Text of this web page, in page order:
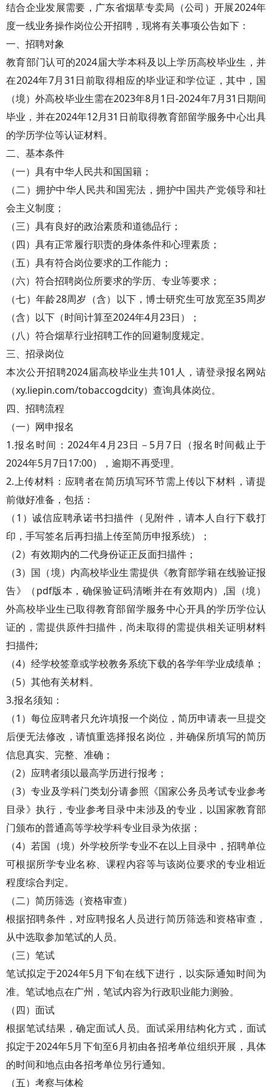
结合企业发展需要，广东省烟草专卖局（公司）开展2024年
度一线业务操作岗位公开招聘，现将有关事项公告如下：
一、招聘对象
教育部门认可的2024届大学本科及以上学历高校毕业生，并
在2024年7月31日前取得相应的毕业证和学位证，其中，国
（境）外高校毕业生需在2023年8月1日-2024年7月31日期间
毕业，并在2024年12月31日前取得教育部留学服务中心出具
的学历学位等认证材料。
二、基本条件
（一）具有中华人民共和国国籍；
（二）拥护中华人民共和国宪法，拥护中国共产党领导和社
会主义制度；
（三）具有良好的政治素质和道德品行；
（四）具有正常履行职责的身体条件和心理素质；
（五）具有符合岗位要求的工作能力；
（六）符合招聘岗位所要求的学历、专业等要求；
（七）年龄28周岁（含）以下，博士研究生可放宽至35周岁
（含）以下（时间计算至2024年4月23日）；
（八）符合烟草行业招聘工作的回避制度规定。
三、招录岗位
本次公开招聘2024届高校毕业生共101人，请登录报名网站
（xy.liepin.com/tobaccogdcity）查询具体岗位。
四、招聘流程
（一）网申报名
1.报名时间：2024年4月23日－5月7日（报名时间截止于
2024年5月7日17:00），逾期不再受理。
2.上传材料：应聘者在简历填写环节需上传以下材料，请提
前做好准备，包括：
（1）诚信应聘承诺书扫描件（见附件，请本人自行下载打
印，手写签名后再扫描上传至简历申报系统）；
（2）有效期内的二代身份证正反面扫描件；
（3）国（境）内高校毕业生需提供《教育部学籍在线验证报
告》（pdf版本，确保验证码清晰并在有效期内）,国（境）
外高校毕业生已取得教育部留学服务中心开具的学历学位认
证的，需提供原件扫描件，尚未取得的需提供相关证明材料
扫描件;
（4）经学校签章或学校教务系统下载的各学年学业成绩单；
（5）其他有关材料。
3.报名须知：
（1）每位应聘者只允许填报一个岗位，简历申请表一旦提交
后便无法修改，请慎重选择报名岗位，并确保所填写的简历
信息真实、完整、准确；
（2）应聘者须以最高学历进行报考；
（3）专业及学科门类划分请参照《国家公务员考试专业参考
目录》执行，专业参考目录中未涉及的专业，以国家教育部
门颁布的普通高等学校学科专业目录为依据；
（4）若国（境）外学校所学专业不在以上目录中，招聘单位
可根据所学专业名称、课程内容等与该岗位要求的专业相近
程度综合判定。
（二）简历筛选（资格审查）
根据招聘条件，对应聘报名人员进行简历筛选和资格审查，
从中选取参加笔试的人员。
（三）笔试
笔试拟定于2024年5月下旬在线下进行，以实际通知时间为
准。笔试地点在广州，笔试内容为行政职业能力测验。
（四）面试
根据笔试结果，确定面试人员。面试采用结构化方式，面试
拟定于2024年5月下旬至6月初由各招考单位组织开展，具体
的时间和地点由各招考单位另行通知。
（五）考察与体检